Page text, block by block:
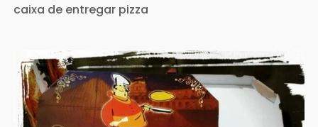
caixa de entregar pizza